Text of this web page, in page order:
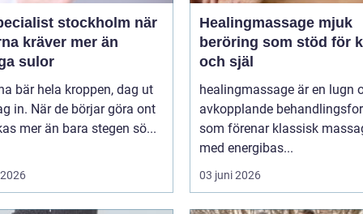
stockholm när
kräver mer än
sulor
bär hela kroppen, dag ut
in. När de börjar göra ont
påverkas mer än bara stegen sö...
Healingmassage mjuk
beröring som stöd för
och själ
healingmassage är en lugn
avkopplande
som förenar klassisk
med energibas...
03 juni 2026